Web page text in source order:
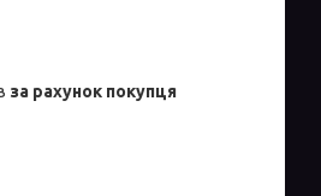
за рахунок покупця